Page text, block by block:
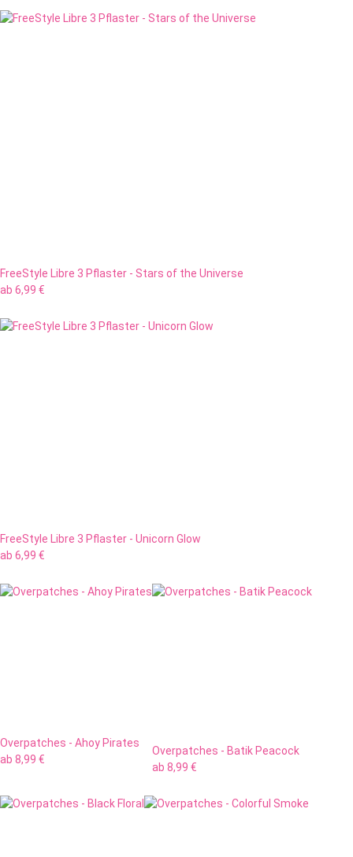
FreeStyle Libre 3 Pflaster - Stars of the Universe
ab 6,99 €
FreeStyle Libre 3 Pflaster - Unicorn Glow
ab 6,99 €
Overpatches - Ahoy Pirates
ab 8,99 €
Overpatches - Batik Peacock
ab 8,99 €